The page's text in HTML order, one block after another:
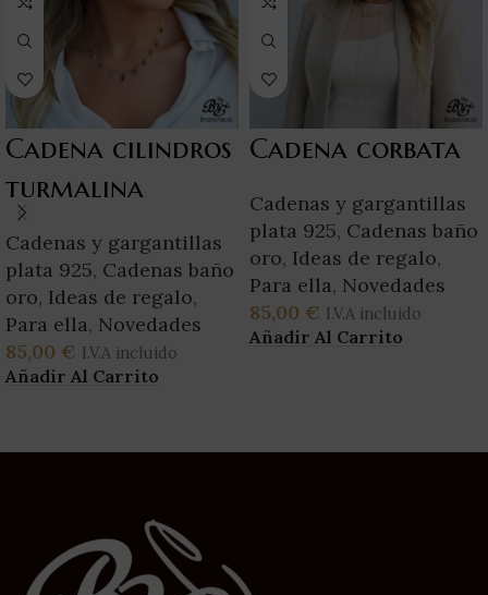
Cadena cilindros
turmalina
Cadenas y gargantillas
plata 925, Cadenas baño
oro, Ideas de regalo,
Para ella, Novedades
85,00 € I.V.A incluido
Añadir Al Carrito
Cadena corbata
Cadenas y gargantillas
plata 925, Cadenas baño
oro, Ideas de regalo,
Para ella, Novedades
85,00 € I.V.A incluido
Añadir Al Carrito